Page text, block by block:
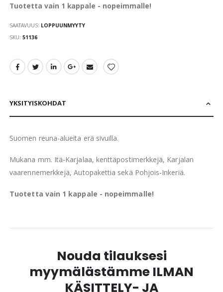
Tuotetta vain 1 kappale - nopeimmalle!
SAATAVUUS: LOPPUUNMYYTY
SKU 51136
YKSITYISKOHDAT
Suomen reuna-alueita erä sivuilla.
Mukana mm. Itä-Karjalaa, kenttäpostimerkkejä, Karjalan
vaarennemerkkejä, Autopakettia sekä Pohjois-Inkeriä.
Tuotetta vain 1 kappale - nopeimmalle!
Nouda tilauksesi
myymälästämme ILMAN
KÄSITTELY- JA